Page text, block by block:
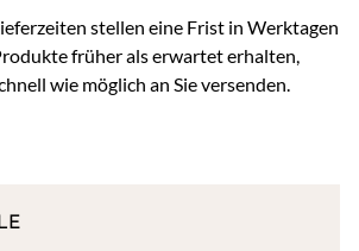
stellen eine Frist in Werktagen
früher als erwartet erhalten,
wie möglich an Sie versenden.